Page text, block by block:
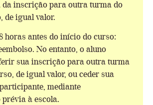
da inscrição para outra turma do
de igual valor.
horas antes do início do curso:
No entanto, o aluno
sua inscrição para outra turma
de igual valor, ou ceder sua
mediante
à escola.